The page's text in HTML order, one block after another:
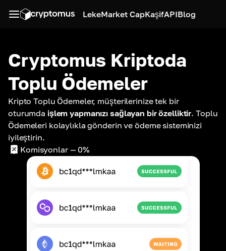
LekeMarket CapKaşifAPIBlog
Cryptomus Kriptoda
Toplu Ödemeler
Kripto Toplu Ödemeler, müşterilerinize tek bir
oturumda işlem yapmanızı sağlayan bir özelliktir. Toplu
Ödemeleri kolaylıkla gönderin ve ödeme sisteminizi
iyileştirin.
Komisyonlar— 0%